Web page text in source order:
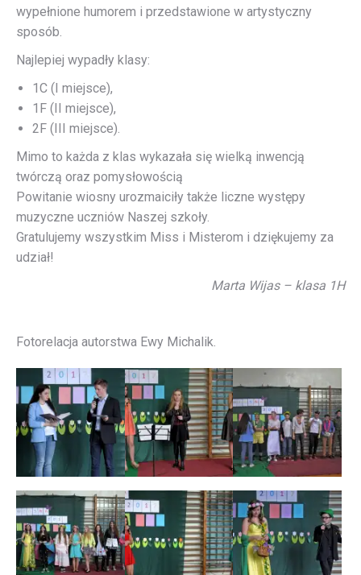
wypełnione humorem i przedstawione w artystyczny
sposób.
Najlepiej wypadły klasy:
1C (I miejsce),
1F (II miejsce),
2F (III miejsce).
Mimo to każda z klas wykazała się wielką inwencją
twórczą oraz pomysłowością
Powitanie wiosny urozmaiciły także liczne występy
muzyczne uczniów Naszej szkoły.
Gratulujemy wszystkim Miss i Misterom i dziękujemy za
udział!
Marta Wijas – klasa 1H
Fotorelacja autorstwa Ewy Michalik.